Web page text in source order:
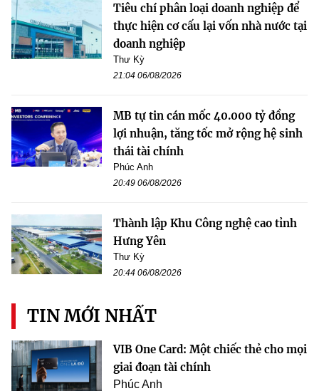
Tiêu chí phân loại doanh nghiệp để
thực hiện cơ cấu lại vốn nhà nước tại
doanh nghiệp
Thư Kỳ
21:04 06/08/2026
MB tự tin cán mốc 40.000 tỷ đồng
lợi nhuận, tăng tốc mở rộng hệ sinh
thái tài chính
Phúc Anh
20:49 06/08/2026
Thành lập Khu Công nghệ cao tỉnh
Hưng Yên
Thư Kỳ
20:44 06/08/2026
TIN MỚI NHẤT
VIB One Card: Một chiếc thẻ cho mọi
giai đoạn tài chính
Phúc Anh